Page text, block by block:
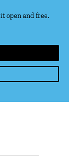
open and free.